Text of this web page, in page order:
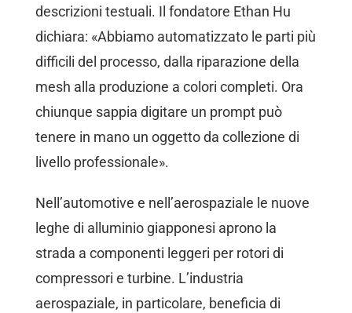
descrizioni testuali. Il fondatore Ethan Hu
dichiara: «Abbiamo automatizzato le parti più
difficili del processo, dalla riparazione della
mesh alla produzione a colori completi. Ora
chiunque sappia digitare un prompt può
tenere in mano un oggetto da collezione di
livello professionale».
Nell’automotive e nell’aerospaziale le nuove
leghe di alluminio giapponesi aprono la
strada a componenti leggeri per rotori di
compressori e turbine. L’industria
aerospaziale, in particolare, beneficia di